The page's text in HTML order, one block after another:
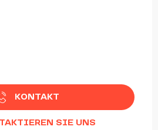
KONTAKT
SIE UNS